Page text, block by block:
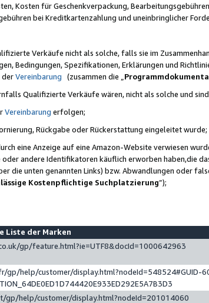
Kosten für Geschenkverpackung,
bei Kreditkartenzahlung und uneinbringlicher
Verkäufe nicht als solche, falls sie im
Bedingungen, Spezifikationen, Erklärungen und
derVereinbarung (zusammen die „
Qualifizierte Verkäufe wären, nicht als solche und
Vereinbarung erfolgen;
Rückgabe oder Rückerstattung eingeleitet wurde;
eine Anzeige auf eine Amazon-Website verwiesen
andere Identifikatoren käuflich erworben haben,die
die unten genannten Links) bzw. Abwandlungen oder
Kostenpflichtige Suchplatzierung”);
Liste der Marken
gp/feature.html?ie=UTF8&docId=1000642963
gp/help/customer/display.html?nodeId=548524#GUID-
gp/help/customer/display.html?nodeId=201014060